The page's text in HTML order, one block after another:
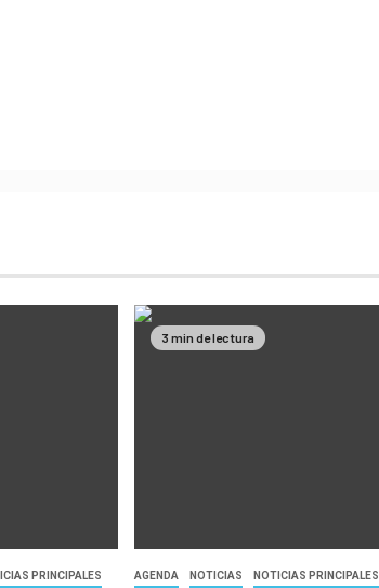
PRINCIPALES
3 min de lectura
AGENDA NOTICIAS NOTICIAS PRINCIPALES